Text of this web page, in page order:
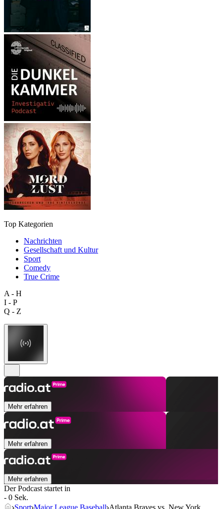
Top Kategorien
Nachrichten
Gesellschaft und Kultur
Sport
Comedy
True Crime
A - H
I - P
Q - Z
Mehr erfahren
Mehr erfahren
Mehr erfahren
Der Podcast startet in
- 0 Sek.